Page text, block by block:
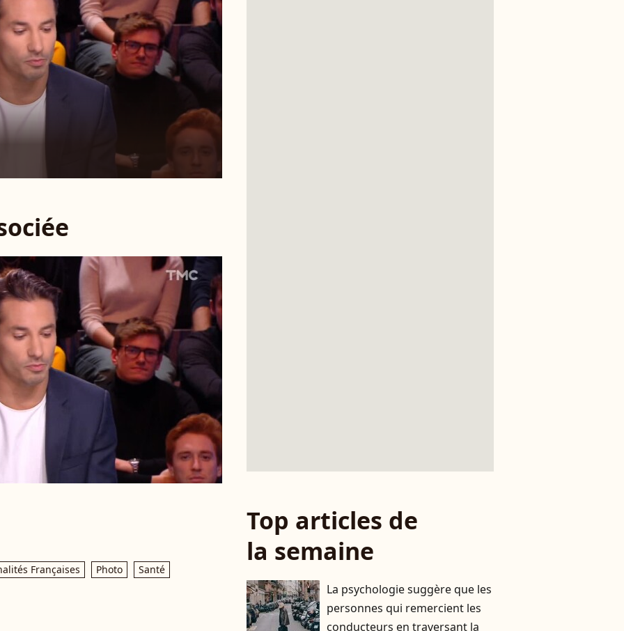
Françaises Photo
Santé
Top articles de
la semaine
La psychologie suggère que les
personnes qui remercient les
conducteurs en traversant la